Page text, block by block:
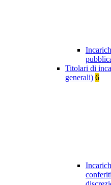
Titolari di
generali) 6